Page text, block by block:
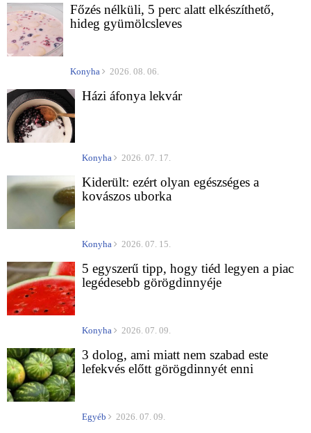
Főzés nélküli, 5 perc alatt elkészíthető,
hideg gyümölcsleves
Konyha 2026. 08. 06.
Házi áfonya lekvár
Konyha 2026. 07. 17.
Kiderült: ezért olyan egészséges a
kovászos uborka
Konyha 2026. 07. 15.
5 egyszerű tipp, hogy tiéd legyen a piac
legédesebb görögdinnyéje
Konyha 2026. 07. 09.
3 dolog, ami miatt nem szabad este
lefekvés előtt görögdinnyét enni
Egyéb 2026. 07. 09.